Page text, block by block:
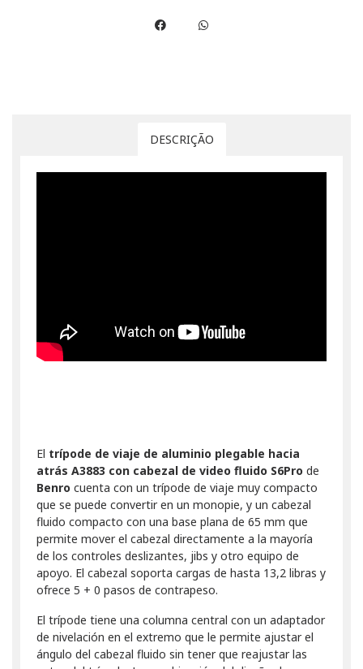
DESCRIÇÃO
El trípode de viaje de aluminio plegable hacia
atrás A3883 con cabezal de video fluido S6Pro de
Benro cuenta con un trípode de viaje muy compacto
que se puede convertir en un monopie, y un cabezal
fluido compacto con una base plana de 65 mm que
permite mover el cabezal directamente a la mayoría
de los controles deslizantes, jibs y otro equipo de
apoyo. El cabezal soporta cargas de hasta 13,2 libras y
ofrece 5 + 0 pasos de contrapeso.
El trípode tiene una columna central con un adaptador
de nivelación en el extremo que le permite ajustar el
ángulo del cabezal fluido sin tener que reajustar las